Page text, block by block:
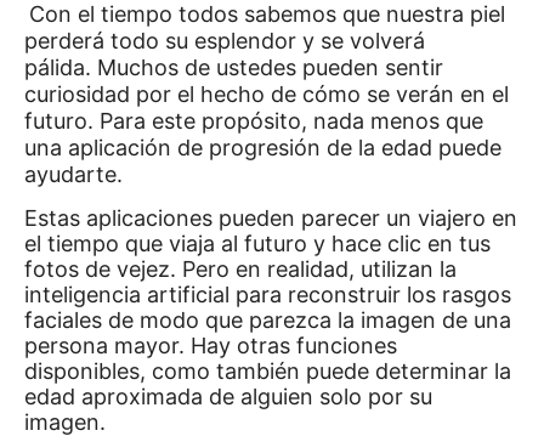
Con el tiempo todos sabemos que nuestra piel
perderá todo su esplendor y se volverá
pálida. Muchos de ustedes pueden sentir
curiosidad por el hecho de cómo se verán en el
futuro. Para este propósito, nada menos que
una aplicación de progresión de la edad puede
ayudarte.
Estas aplicaciones pueden parecer un viajero en
el tiempo que viaja al futuro y hace clic en tus
fotos de vejez. Pero en realidad, utilizan la
inteligencia artificial para reconstruir los rasgos
faciales de modo que parezca la imagen de una
persona mayor. Hay otras funciones
disponibles, como también puede determinar la
edad aproximada de alguien solo por su
imagen.